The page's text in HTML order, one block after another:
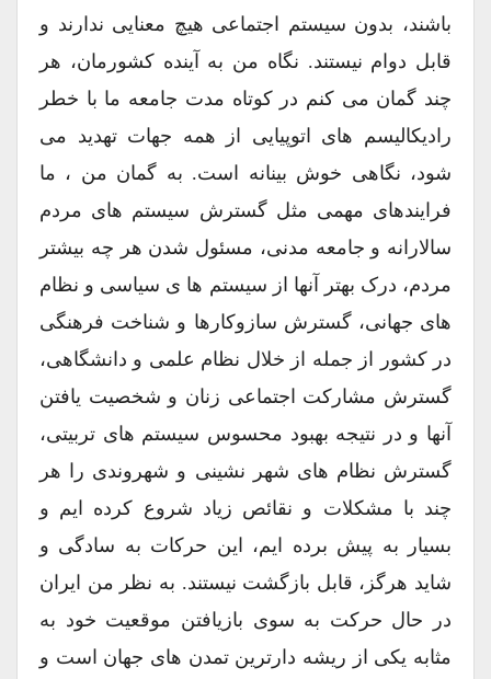
باشند، بدون سیستم اجتماعی هیچ معنایی ندارند و
قابل دوام نیستند. نگاه من به آینده کشورمان، هر
چند گمان می کنم در کوتاه مدت جامعه ما با خطر
رادیکالیسم های اتوپیایی از همه جهات تهدید می
شود، نگاهی خوش بینانه است. به گمان من ، ما
فرایندهای مهمی مثل گسترش سیستم های مردم
سالارانه و جامعه مدنی، مسئول شدن هر چه بیشتر
مردم، درک بهتر آنها از سیستم ها ی سیاسی و نظام
های جهانی، گسترش سازوکارها و شناخت فرهنگی
در کشور از جمله از خلال نظام علمی و دانشگاهی،
گسترش مشارکت اجتماعی زنان و شخصیت یافتن
آنها و در نتیجه بهبود محسوس سیستم های تربیتی،
گسترش نظام های شهر نشینی و شهروندی را هر
چند با مشکلات و نقائص زیاد شروع کرده ایم و
بسیار به پیش برده ایم، این حرکات به سادگی و
شاید هرگز، قابل بازگشت نیستند. به نظر من ایران
در حال حرکت به سوی بازیافتن موقعیت خود به
مثابه یکی از ریشه دارترین تمدن های جهان است و